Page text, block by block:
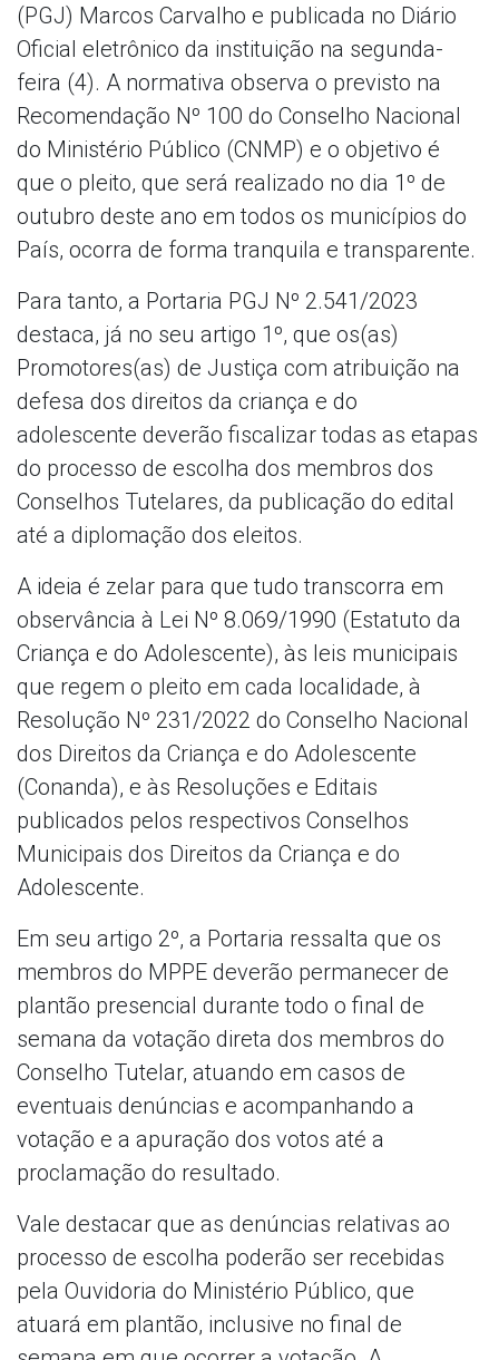
(PGJ) Marcos Carvalho e publicada no Diário
Oficial eletrônico da instituição na segunda-
feira (4). A normativa observa o previsto na
Recomendação Nº 100 do Conselho Nacional
do Ministério Público (CNMP) e o objetivo é
que o pleito, que será realizado no dia 1º de
outubro deste ano em todos os municípios do
País, ocorra de forma tranquila e transparente.
Para tanto, a Portaria PGJ Nº 2.541/2023
destaca, já no seu artigo 1º, que os(as)
Promotores(as) de Justiça com atribuição na
defesa dos direitos da criança e do
adolescente deverão fiscalizar todas as etapas
do processo de escolha dos membros dos
Conselhos Tutelares, da publicação do edital
até a diplomação dos eleitos.
A ideia é zelar para que tudo transcorra em
observância à Lei Nº 8.069/1990 (Estatuto da
Criança e do Adolescente), às leis municipais
que regem o pleito em cada localidade, à
Resolução Nº 231/2022 do Conselho Nacional
dos Direitos da Criança e do Adolescente
(Conanda), e às Resoluções e Editais
publicados pelos respectivos Conselhos
Municipais dos Direitos da Criança e do
Adolescente.
Em seu artigo 2º, a Portaria ressalta que os
membros do MPPE deverão permanecer de
plantão presencial durante todo o final de
semana da votação direta dos membros do
Conselho Tutelar, atuando em casos de
eventuais denúncias e acompanhando a
votação e a apuração dos votos até a
proclamação do resultado.
Vale destacar que as denúncias relativas ao
processo de escolha poderão ser recebidas
pela Ouvidoria do Ministério Público, que
atuará em plantão, inclusive no final de